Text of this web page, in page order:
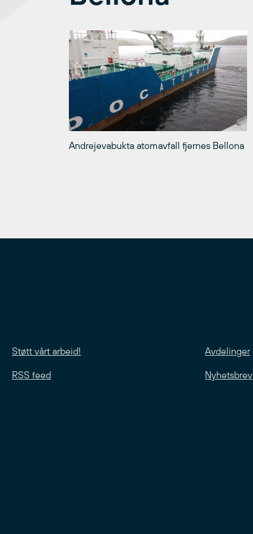
Andrejevabukta atomavfall fjernes Bellona
Støtt vårt arbeid! Avdelinger
RSS feed Nyhetsbrev